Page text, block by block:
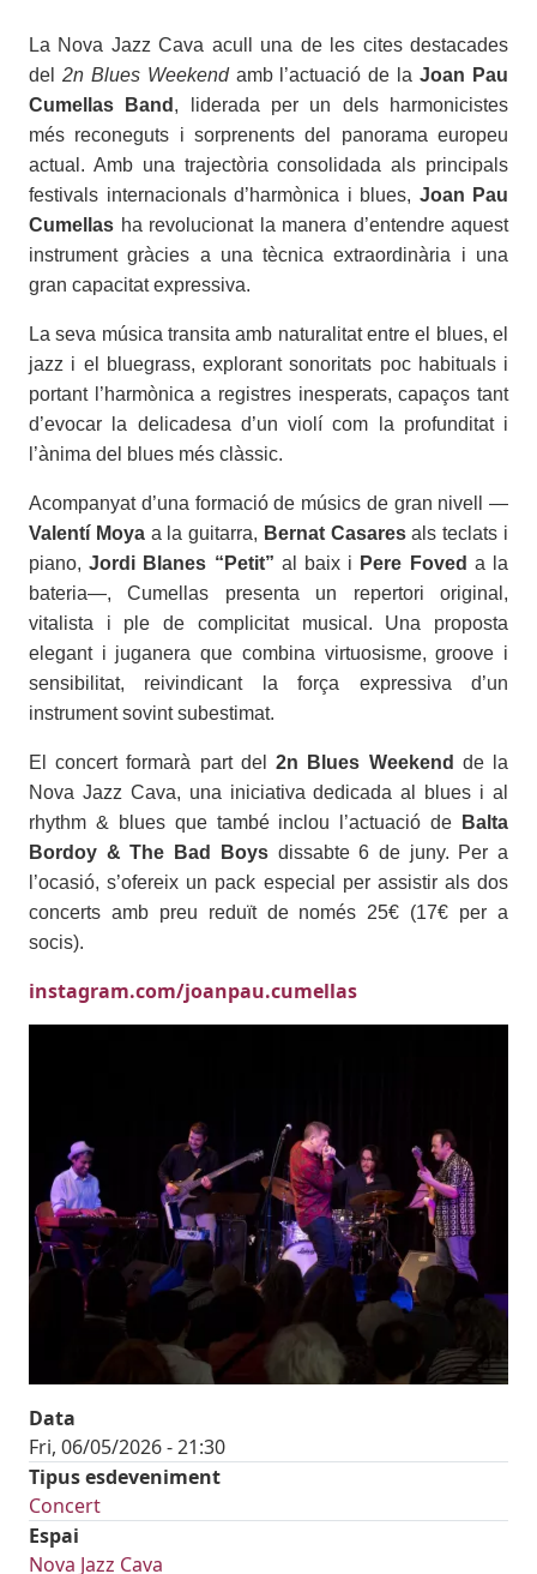
La Nova Jazz Cava acull una de les cites destacades
del 2n Blues Weekendamb l’actuació de laJoan Pau
Cumellas Band , liderada per un dels harmonicistes
més reconeguts i sorprenents del panorama europeu
actual. Amb una trajectòria consolidada als principals
festivals internacionals d’harmònica i blues, Joan Pau
Cumellas ha revolucionat la manera d’entendre aquest
instrument gràcies a una tècnica extraordinària i una
gran capacitat expressiva.
La seva música transita amb naturalitat entre el blues, el
jazz i el bluegrass, explorant sonoritats poc habituals i
portant l’harmònica a registres inesperats, capaços tant
d’evocar la delicadesa d’un violí com la profunditat i
l’ànima del blues més clàssic.
Acompanyat d’una formació de músics de gran nivell —
Valentí Moyaa la guitarra, Bernat Casaresals teclats i
piano,Jordi Blanes “Petit” al baix i Pere Foved a la
bateria—, Cumellas presenta un repertori original,
vitalista i ple de complicitat musical. Una proposta
elegant i juganera que combina virtuosisme, groove i
sensibilitat, reivindicant la força expressiva d’un
instrument sovint subestimat.
El concert formarà part del2n Blues Weekend de la
Nova Jazz Cava, una iniciativa dedicada al blues i al
rhythm & blues que també inclou l’actuació de
Balta
Bordoy & The Bad Boys dissabte 6 de juny. Per a
l’ocasió, s’ofereix un pack especial per assistir als dos
concerts amb preu reduït de només 25€ (17€ per a
socis).
instagram.com/joanpau.cumellas
Data
Fri, 06/05/2026 - 21:30
Tipus esdeveniment
Concert
Espai
Nova Jazz Cava